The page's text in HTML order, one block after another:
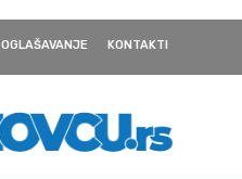
OGLAŠAVANJE KONTAKTI